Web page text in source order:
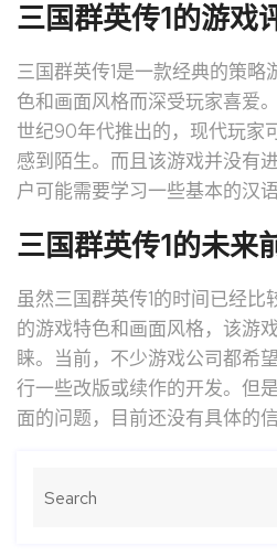
三国群英传1的游戏
三国群英传1是一款经典的策
色和画面风格而深受玩家喜爱
世纪90年代推出的，现代玩家
感到陌生。而且该游戏并没有
户可能需要学习一些基本的汉
三国群英传1的未来
虽然三国群英传1的时间已经
的游戏特色和画面风格，该游
睐。当前，不少游戏公司都希
行一些改版或续作的开发。但
面的问题，目前还没有具体的